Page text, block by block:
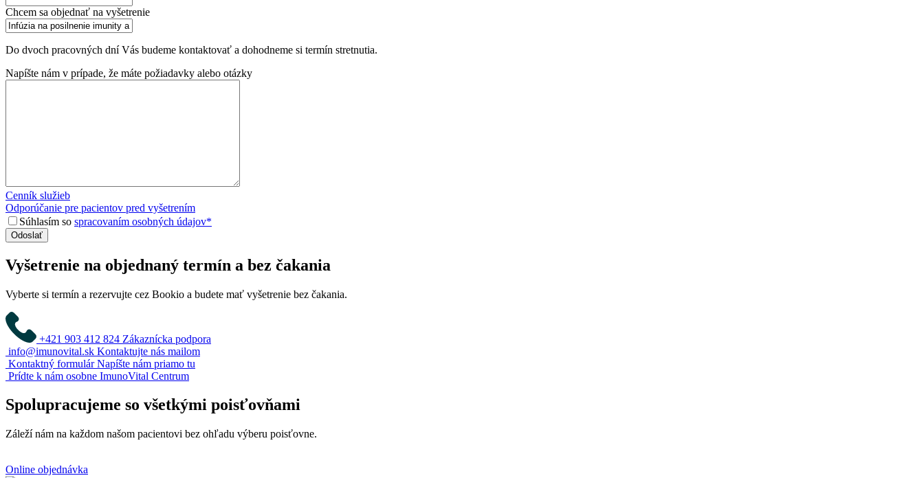
Chcem sa objednať na vyšetrenie
Do dvoch pracovných dní Vás budeme kontaktovať a dohodneme si termín stretnutia.
Napíšte nám v prípade, že máte požiadavky alebo otázky
Cenník služieb
Odporúčanie pre pacientov pred vyšetrením
Súhlasím so spracovaním osobných údajov*
Vyšetrenie na objednaný termín a bez čakania
Vyberte si termín a rezervujte cez Bookio a budete mať vyšetrenie bez čakania.
+421 903 412 824 Zákaznícka podpora
info@imunovital.sk Kontaktujte nás mailom
Kontaktný formulár Napíšte nám priamo tu
Prídte k nám osobne ImunoVital Centrum
Spolupracujeme so všetkými poisťovňami
Záleží nám na každom našom pacientovi bez ohľadu výberu poisťovne.
Online objednávka